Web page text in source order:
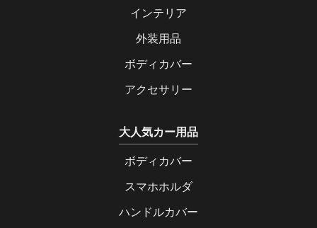
インテリア
外装用品
ボディカバー
アクセサリー
大人気カー用品
ボディカバー
スマホホルダ
ハンドルカバー